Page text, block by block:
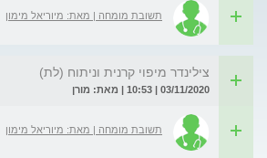
תשובת מומחה | מאת: מיוריאל מימון
צילינדר מיפוי קרנית וניתוח (לת)
03/11/2020 | 10:53 | מאת: מורן
תשובת מומחה | מאת: מיוריאל מימון